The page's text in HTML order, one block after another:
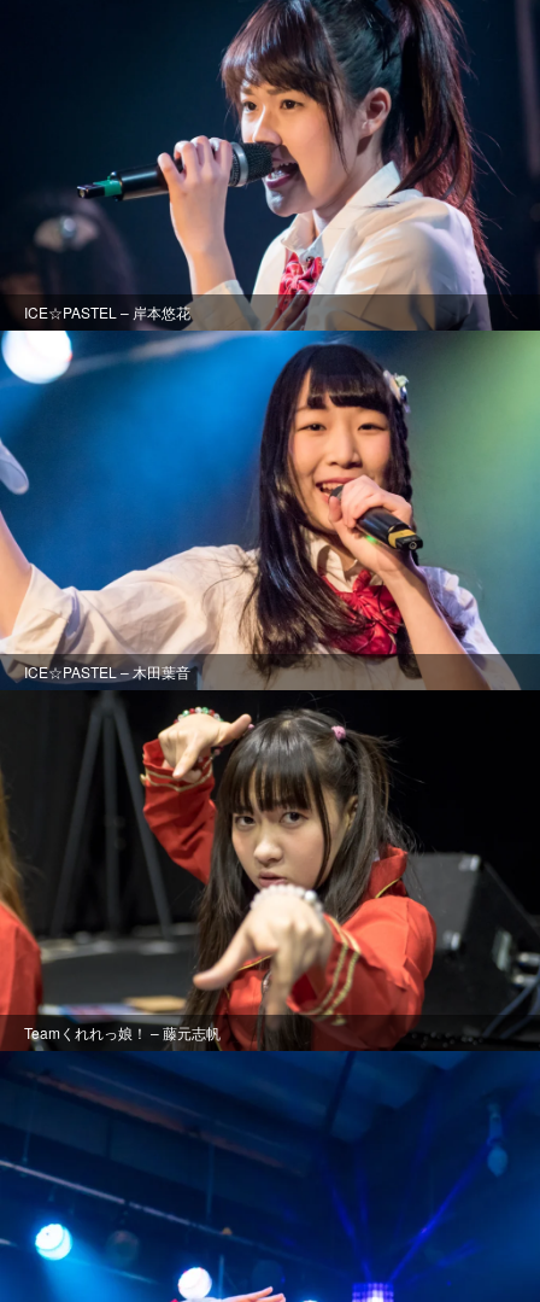
ICE☆PASTEL – 岸本悠花
ICE☆PASTEL – 木田葉音
Teamくれれっ娘！ – 藤元志帆